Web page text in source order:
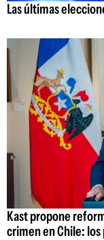
Las últimas
Kast propone
crimen en Chile: los